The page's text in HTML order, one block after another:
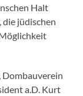
Halt
die jüdischen
Dombauverein
a.D. Kurt